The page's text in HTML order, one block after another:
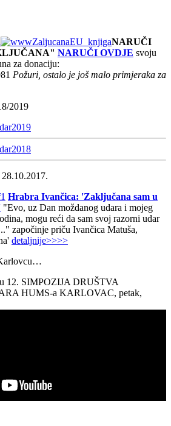
NARUČI
NARUČI OVDJE svoju
za donaciju:
Požuri, ostalo je još malo primjeraka za
2019
Hrabra Ivančica: 'Zaključana sam u
"Evo, uz Dan moždanog udara i mojeg
mogu reći da sam svoj razorni udar
započinje priču Ivančica Matuša,
detaljnije>>>>
12. SIMPOZIJA DRUŠTVA
HUMS-a KARLOVAC, petak,